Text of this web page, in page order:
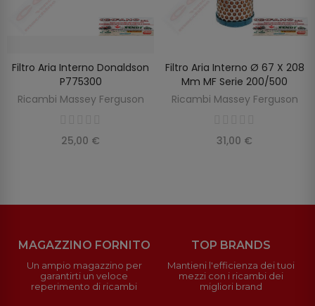
AGGIUNGI AL CARRELLO
Filtro Aria Interno Donaldson
P775300
Ricambi Massey Ferguson
25,00 €
SCOPRIRE
Filtro Aria Interno Ø 67 X 208
Mm MF Serie 200/500
Ricambi Massey Ferguson
31,00 €
MAGAZZINO FORNITO
Un ampio magazzino per
garantirti un veloce
reperimento di ricambi
TOP BRANDS
Mantieni l'efficienza dei tuoi
mezzi con i ricambi dei
migliori brand